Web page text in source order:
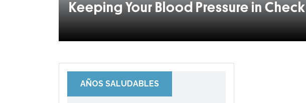
Keeping Your Blood Pressure in Check
AÑOS SALUDABLES